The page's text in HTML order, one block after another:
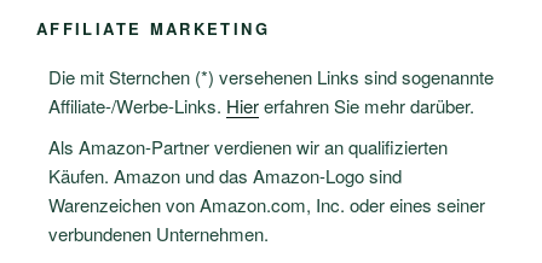
AFFILIATE MARKETING
Die mit Sternchen (*) versehenen Links sind sogenannte
Affiliate-/Werbe-Links. Hiererfahren Sie mehr darüber.
Als Amazon-Partner verdienen wir an qualifizierten
Käufen. Amazon und das Amazon-Logo sind
Warenzeichen von Amazon.com, Inc. oder eines seiner
verbundenen Unternehmen.